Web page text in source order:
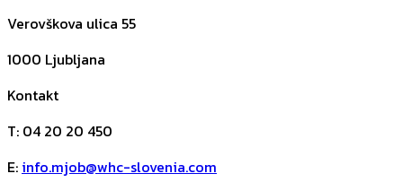
Verovškova ulica 55
1000 Ljubljana
Kontakt
T: 04 20 20 450
E: info.mjob@whc-slovenia.com